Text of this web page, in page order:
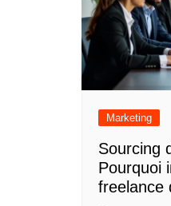
Marketing
Sourcing
Pourquoi
freelance